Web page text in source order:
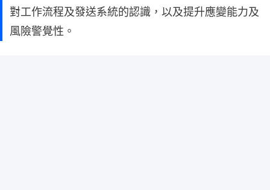
對工作流程及發送系統的認識，以及提升應變能力及
風險警覺性。